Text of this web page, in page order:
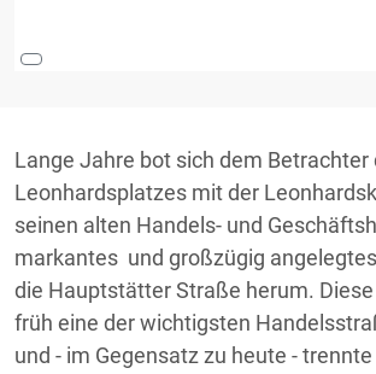
Lange Jahre bot sich dem Betrachter
Leonhardsplatzes mit der
seinen alten Handels- und
markantes und großzügig
die Hauptstätter Straße herum.
früh eine der wichtigsten
und - im Gegensatz zu heute -